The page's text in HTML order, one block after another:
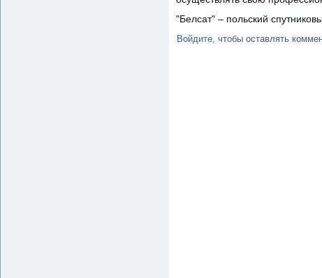
"Белсат" – польский
Войдите , чтобы оставлять